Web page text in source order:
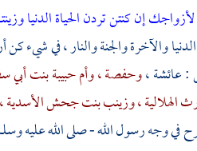
لأزواجك إن كنتن تردن الحياة الدنيا
والآخرة والجنة والنار ، في شيء كن
:عائشة ،وحفصة ،وأم حبيبة بنت أبي
الهلالية ،وزينب بنت جحش الأسدية
في وجه رسول الله - صلى الله عليه